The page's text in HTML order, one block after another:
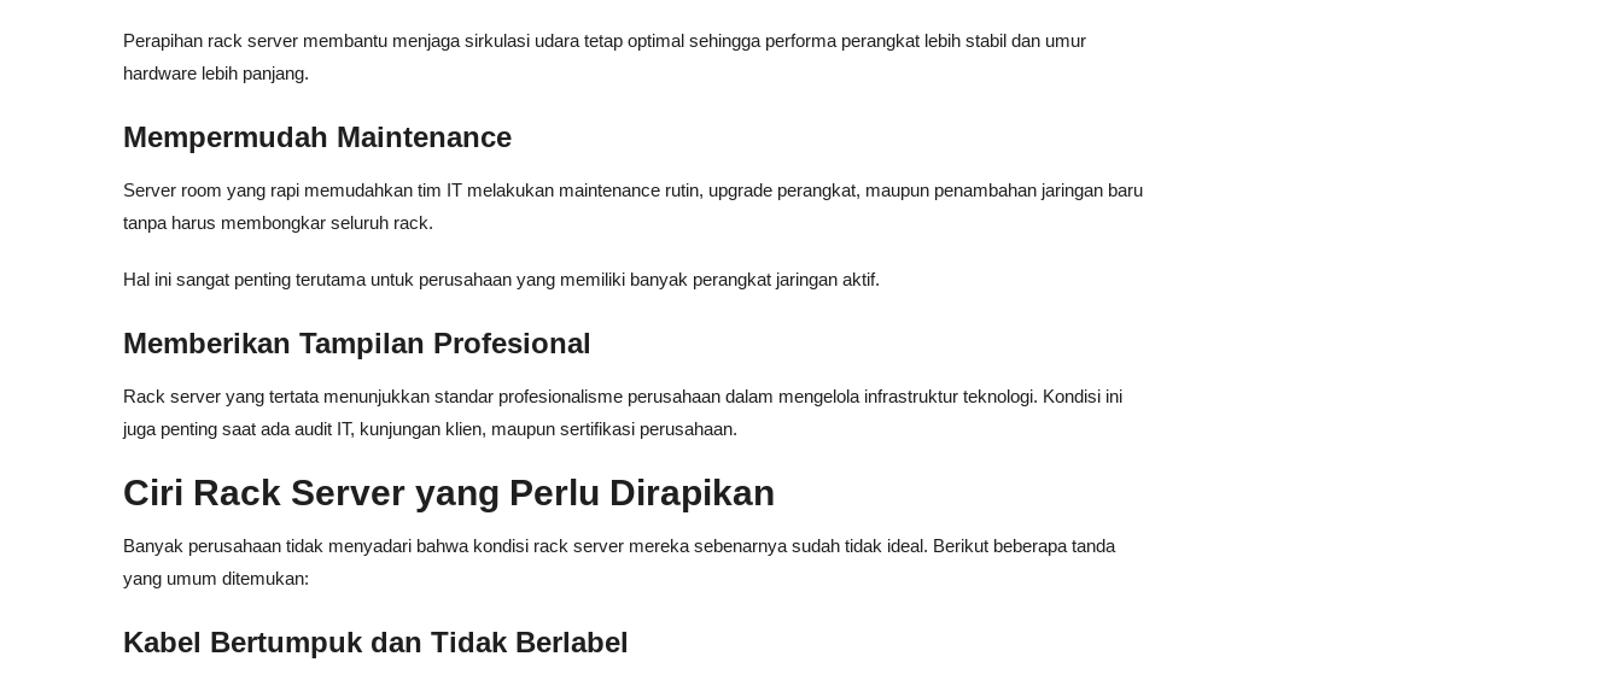
Perapihan rack server membantu menjaga sirkulasi udara tetap optimal sehingga performa perangkat lebih stabil dan umur
hardware lebih panjang.
Mempermudah Maintenance
Server room yang rapi memudahkan tim IT melakukan maintenance rutin, upgrade perangkat, maupun penambahan jaringan baru
tanpa harus membongkar seluruh rack.
Hal ini sangat penting terutama untuk perusahaan yang memiliki banyak perangkat jaringan aktif.
Memberikan Tampilan Profesional
Rack server yang tertata menunjukkan standar profesionalisme perusahaan dalam mengelola infrastruktur teknologi. Kondisi ini
juga penting saat ada audit IT, kunjungan klien, maupun sertifikasi perusahaan.
Ciri Rack Server yang Perlu Dirapikan
Banyak perusahaan tidak menyadari bahwa kondisi rack server mereka sebenarnya sudah tidak ideal. Berikut beberapa tanda
yang umum ditemukan:
Kabel Bertumpuk dan Tidak Berlabel